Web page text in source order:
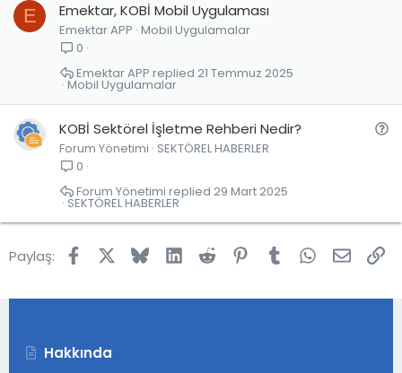
E Emektar, KOBİ Mobil Uygulaması
Emektar APP Mobil Uygulamalar
0
Mobil Uygulamalar
21 Temmuz 2025
Emektar APP
S
KOBİ Sektörel İşletme Rehberi Nedir?
Forum Yönetimi SEKTÖREL HABERLER
0
SEKTÖREL HABERLER
29 Mart 2025
Forum Yönetimi
Paylaş: FacebookBlueskyLinkedInReddit Pinterest
Tumblr WhatsApp
E-
Hakkında